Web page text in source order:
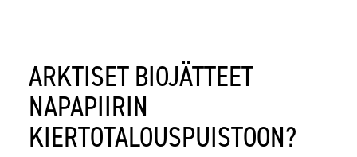
ARKTISET BIOJÄTTEET
NAPAPIIRIN
KIERTOTALOUSPUISTOON?